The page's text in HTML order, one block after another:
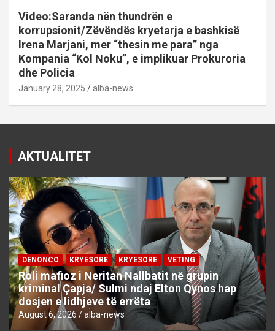
Video:Saranda nën thundrën e
korrupsionit/Zëvëndës kryetarja e bashkisë
Irena Marjani, mer “thesin me para” nga
Kompania “Kol Noku”, e implikuar Prokuroria
dhe Policia
January 28, 2025 alba-news
AKTUALITET
DENONCO KRYESORE KRYESORE VETING
Roli mafioz i Neritan Nallbatit në grupin
kriminal Çapja/ Sulmi ndaj Elton Qynos hap
dosjen e lidhjeve të errëta
August 6, 2026 alba-news